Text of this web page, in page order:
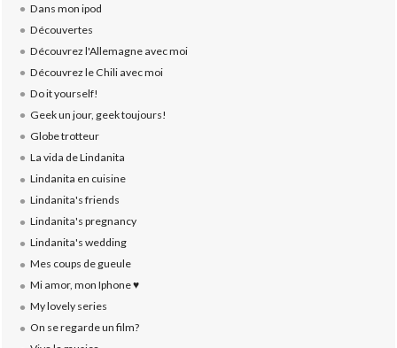
Dans mon ipod
Découvertes
Découvrez l'Allemagne avec moi
Découvrez le Chili avec moi
Do it yourself!
Geek un jour, geek toujours!
Globe trotteur
La vida de Lindanita
Lindanita en cuisine
Lindanita's friends
Lindanita's pregnancy
Lindanita's wedding
Mes coups de gueule
Mi amor, mon Iphone ♥
My lovely series
On se regarde un film?